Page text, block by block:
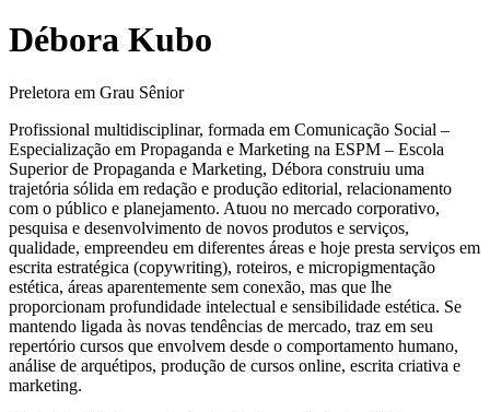
Débora Kubo
Preletora em Grau Sênior
Profissional multidisciplinar, formada em Comunicação Social –
Especialização em Propaganda e Marketing na ESPM – Escola
Superior de Propaganda e Marketing, Débora construiu uma
trajetória sólida em redação e produção editorial, relacionamento
com o público e planejamento. Atuou no mercado corporativo,
pesquisa e desenvolvimento de novos produtos e serviços,
qualidade, empreendeu em diferentes áreas e hoje presta serviços em
escrita estratégica (copywriting), roteiros, e micropigmentação
estética, áreas aparentemente sem conexão, mas que lhe
proporcionam profundidade intelectual e sensibilidade estética. Se
mantendo ligada às novas tendências de mercado, traz em seu
repertório cursos que envolvem desde o comportamento humano,
análise de arquétipos, produção de cursos online, escrita criativa e
marketing.